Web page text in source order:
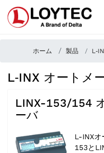
ホーム 製品
L‑INX オートメ
LINX-153/154
ーバ
L-INXオ
153と